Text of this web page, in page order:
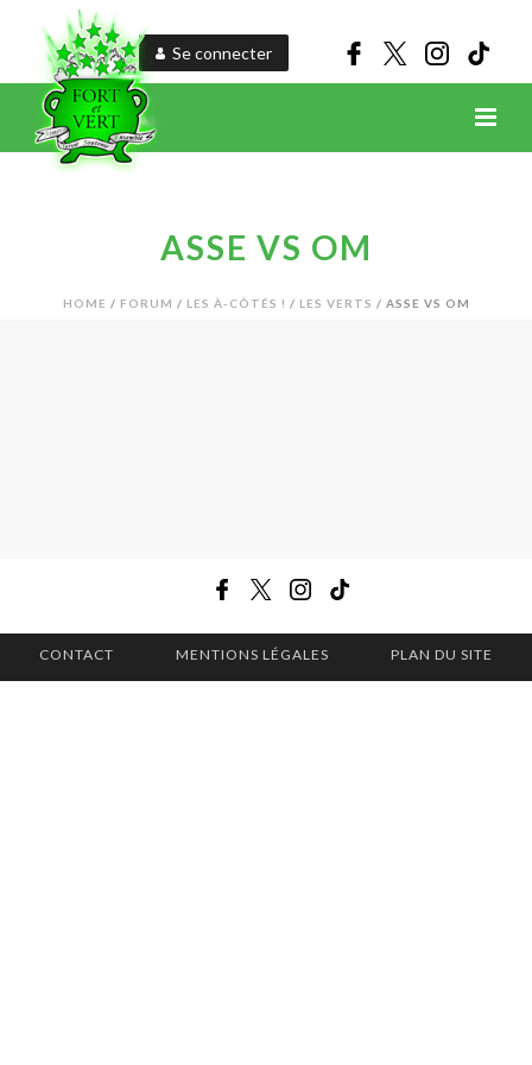
Se connecter
ASSE VS OM
HOME / FORUM / LES À-CÔTÉS ! / LES VERTS / ASSE VS OM
CONTACT MENTIONS LÉGALES PLAN DU SITE